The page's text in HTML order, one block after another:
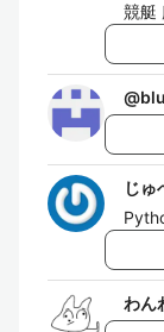
競艇
@
じゅ
わん